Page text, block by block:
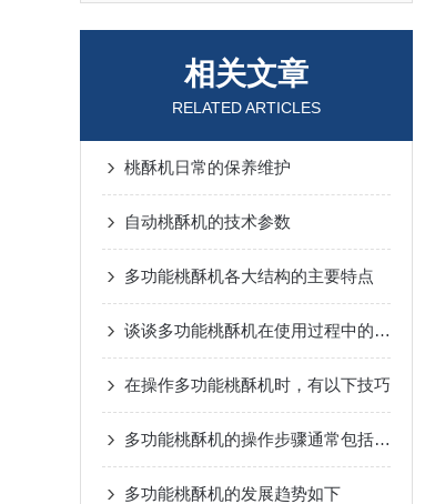
相关文章
RELATED ARTICLES
桃酥机日常的保养维护
自动桃酥机的技术参数
多功能桃酥机各大结构的主要特点
谈谈多功能桃酥机在使用过程中的问题
在操作多功能桃酥机时，有以下技巧
多功能桃酥机的操作步骤通常包括以下几个主要环节
多功能桃酥机的发展趋势如下